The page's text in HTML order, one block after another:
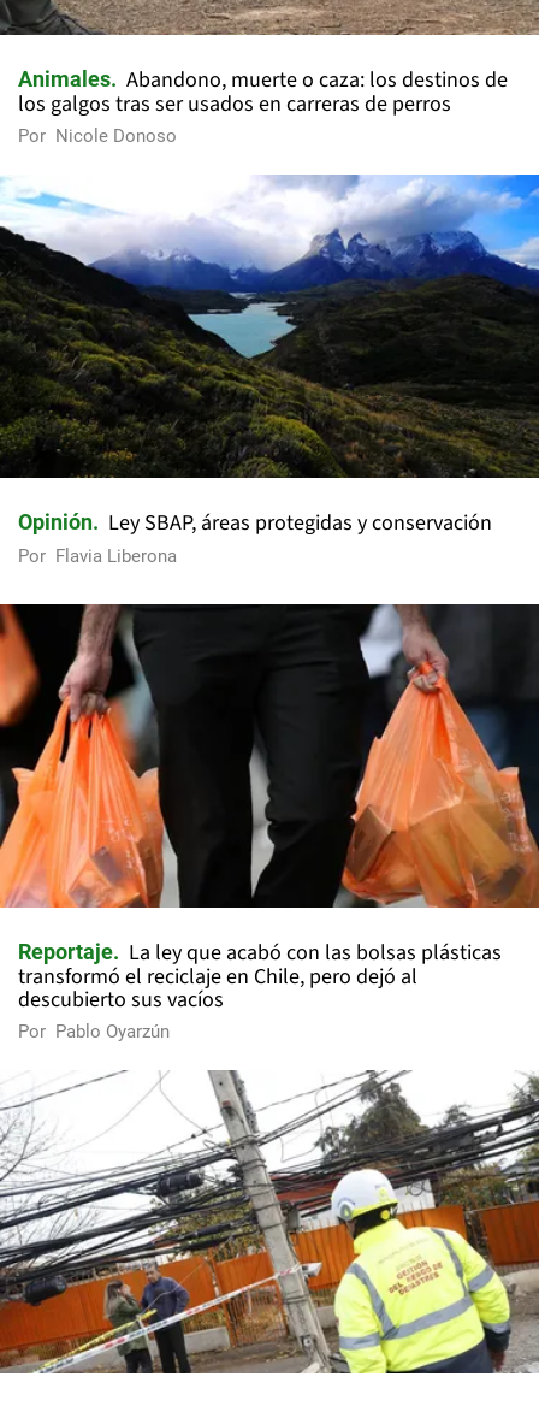
Animales
Abandono, muerte o caza: los destinos de
los galgos tras ser usados en carreras de perros
Por Nicole Donoso
Opinión Ley SBAP, áreas protegidas y conservación
Por Flavia Liberona
Reportaje
La ley que acabó con las bolsas plásticas
transformó el reciclaje en Chile, pero dejó al
descubierto sus vacíos
Por Pablo Oyarzún